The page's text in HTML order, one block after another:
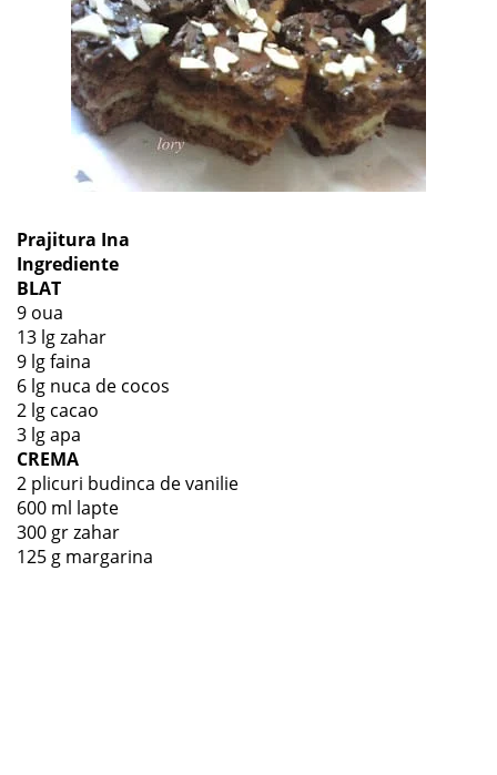
Prajitura Ina
Ingrediente
BLAT
9 oua
13 lg zahar
9 lg faina
6 lg nuca de cocos
2 lg cacao
3 lg apa
CREMA
2 plicuri budinca de vanilie
600 ml lapte
300 gr zahar
125 g margarina